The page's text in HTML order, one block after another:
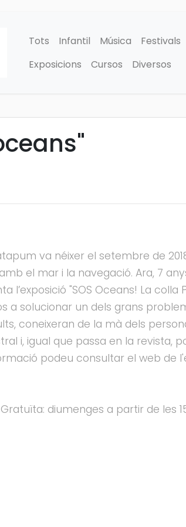
Tots Infantil Música Festivals
Exposicions
Cursos Diversos
va néixer el setembre de
el mar i la navegació. Ara, 7
l’exposició "SOS Oceans! La
solucionar un dels grans
coneixeran de la mà dels
i, igual que passa en la revista,
podeu consultar el web de
diumenges a partir de les